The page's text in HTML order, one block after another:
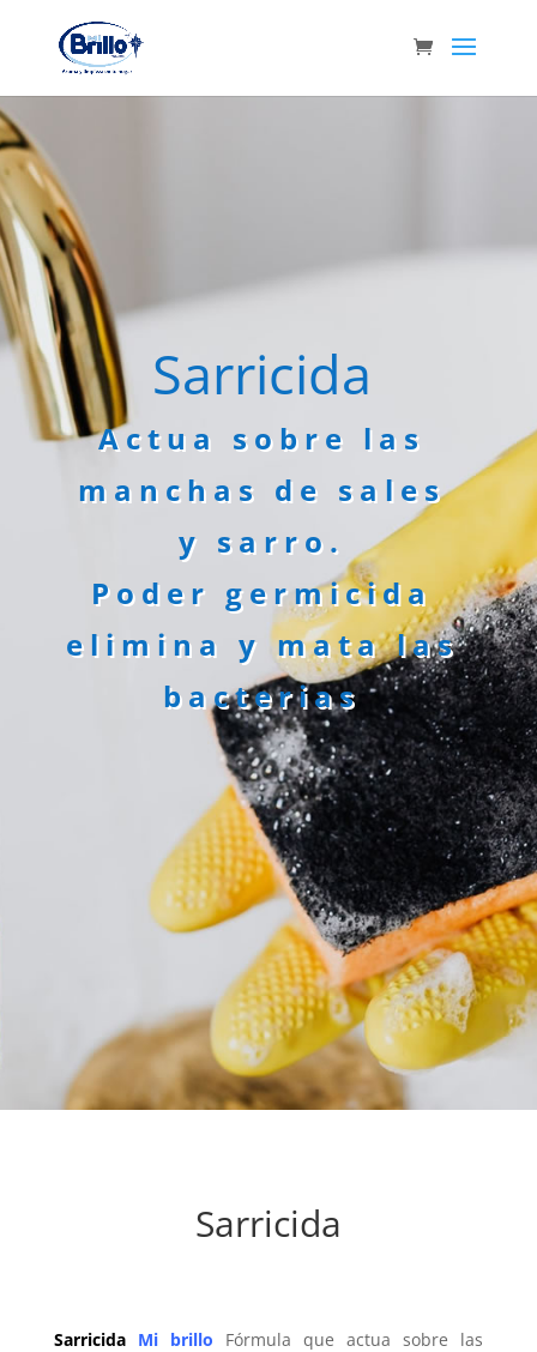
Sarricida
Actua sobre las
manchas de sales
y sarro.
Poder germicida
elimina y mata las
bacterias
Sarricida
Sarricida Mi brillo Fórmula que actua sobre las